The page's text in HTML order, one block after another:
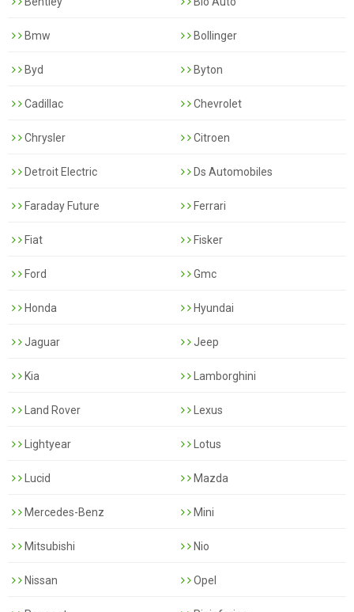
Bmw Bollinger
Byd Byton
Cadillac Chevrolet
Chrysler Citroen
Detroit Electric Ds Automobiles
Faraday Future Ferrari
Fiat Fisker
Ford Gmc
Honda Hyundai
Jaguar Jeep
Kia Lamborghini
Land Rover Lexus
Lightyear Lotus
Lucid Mazda
Mercedes-Benz Mini
Mitsubishi Nio
Nissan Opel